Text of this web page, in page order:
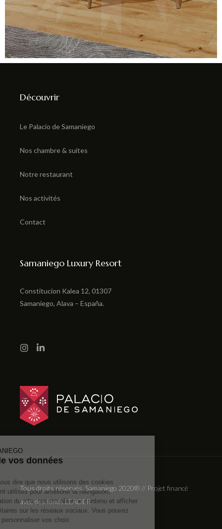
Suite Junior
Syrah
Malvasía
Suite Junior
Bobal
Garnacha
Découvrir
Le Palacio de Samaniego
Nos chambre & suites
Notre restaurant
Nos activités
Contact
Samaniego Luxury Resort
Constitucion Kalea 12, 01307
Samaniego, Alava – España.
Tous droits réservés. Samaniego 2020® // Projet financé
avec des fonds LEADER
PALACIO DE SAMANIEGO
prends soin de vos données
Juste un mot pour vous dire que nous utilisons des cookies
sur notre site. Ils sont utilisés pour améliorer la navigation,
mesurer la fréquentation du site, personnaliser le contenu et afficher
des contenus publicitaires sur les réseaux sociaux. Vous pouvez
accepter, refuser ou personnaliser vos choix.